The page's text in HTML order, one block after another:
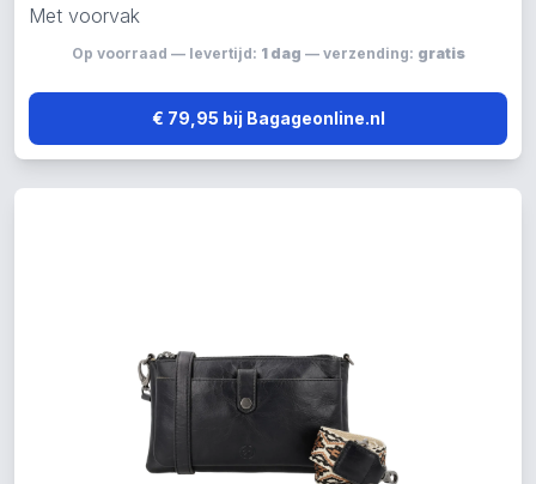
Met voorvak
Op voorraad — levertijd: 1 dag — verzending: gratis
€ 79,95 bij Bagageonline.nl